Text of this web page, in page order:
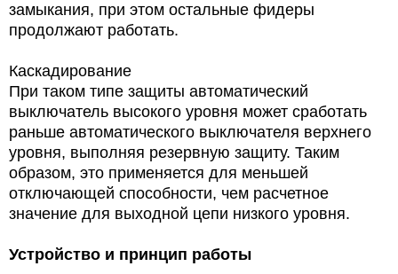
замыкания, при этом остальные фидеры
продолжают работать.
Каскадирование
При таком типе защиты автоматический
выключатель высокого уровня может сработать
раньше автоматического выключателя верхнего
уровня, выполняя резервную защиту. Таким
образом, это применяется для меньшей
отключающей способности, чем расчетное
значение для выходной цепи низкого уровня.
Устройство и принцип работы